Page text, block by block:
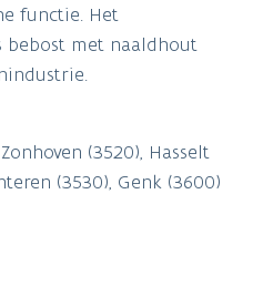
functie. Het
bebost met naaldhout
(3520), Hasselt
(3530), Genk (3600)